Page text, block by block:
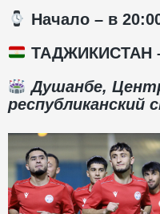
Начало – в
ТАДЖИКИСТАН
Душанбе,
республиканский